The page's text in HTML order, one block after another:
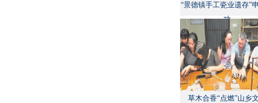
“景德镇手工瓷业遗存”
功
草木合香“点燃”山乡